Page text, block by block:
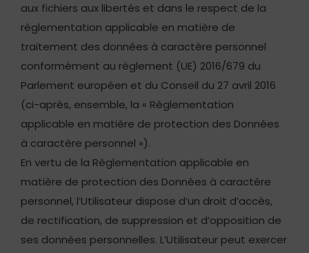
aux fichiers aux libertés et dans le respect de la
règlementation applicable en matière de
traitement des données à caractère personnel
conformément au règlement (UE) 2016/679 du
Parlement européen et du Conseil du 27 avril 2016
(ci-après, ensemble, la « Règlementation
applicable en matière de protection des Données
à caractère personnel »).
En vertu de la Règlementation applicable en
matière de protection des Données à caractère
personnel, l’Utilisateur dispose d’un droit d’accès,
de rectification, de suppression et d’opposition de
ses données personnelles. L’Utilisateur peut exercer